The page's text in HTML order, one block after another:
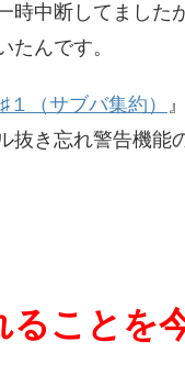
時中断してました
たんです。
（サブバ集約）
抜き忘れ警告機能
ることを